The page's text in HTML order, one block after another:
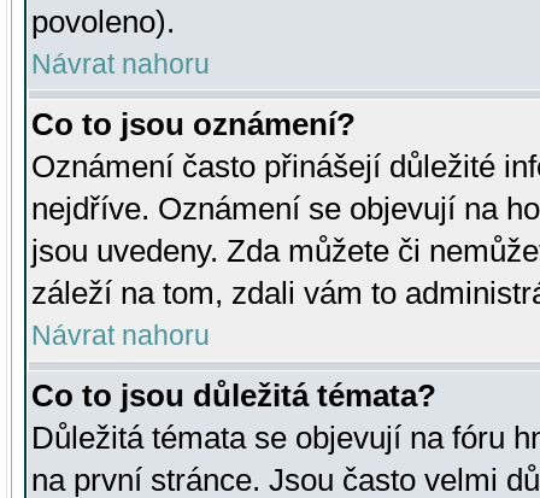
povoleno).
Návrat nahoru
Co to jsou oznámení?
Oznámení často přinášejí důležité
nejdříve. Oznámení se objevují na
jsou uvedeny. Zda můžete či
záleží na tom, zdali vám to
Návrat nahoru
Co to jsou důležitá témata?
Důležitá témata se objevují na fóru
na první stránce. Jsou často velmi